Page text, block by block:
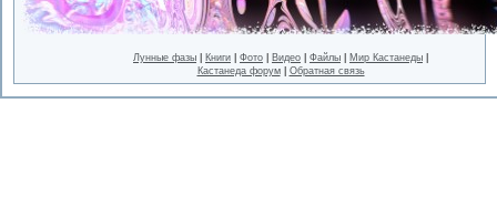
Лунные фазы Книги Фото Видео Файлы Мир Кастанеды
Кастанеда форум| Обратная связь